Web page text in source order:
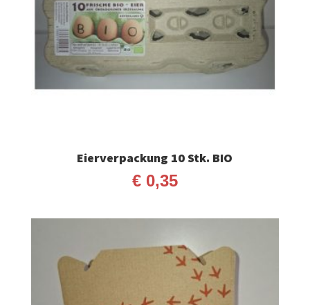
Eierverpackung 10 Stk. BIO
€0,35